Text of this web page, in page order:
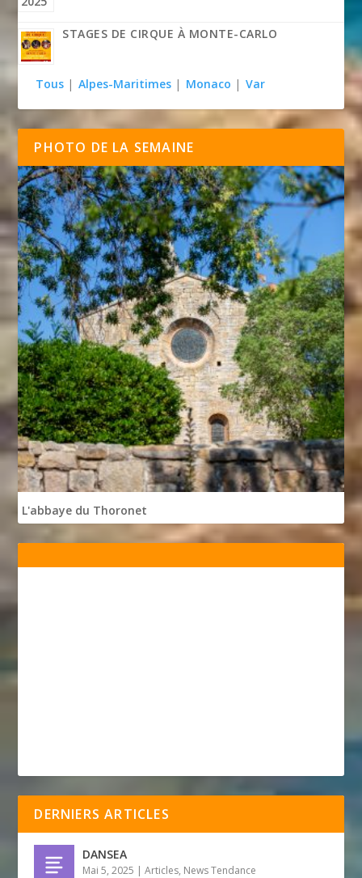
STAGES DE CIRQUE À MONTE-CARLO
Tous | Alpes-Maritimes | Monaco | Var
PHOTO DE LA SEMAINE
L'abbaye du Thoronet
DERNIERS ARTICLES
DANSEA
Mai 5, 2025 |Articles, News Tendance